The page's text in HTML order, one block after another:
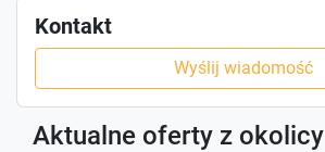
Kontakt
Wyślij wiadomość
Aktualne oferty z okolicy